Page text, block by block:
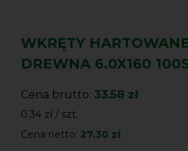
WKRĘTY
DREWNA 6.0X160
Cena brutto: 33.58 zł
0.34 zł / szt.
Cena netto: 27.30 zł